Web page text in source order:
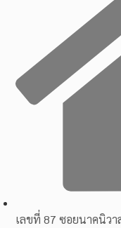
เลขที่ 87 ซอยนาคนิว